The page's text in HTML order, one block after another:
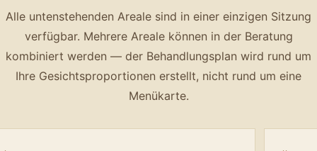
Alle untenstehenden Areale sind in einer einzigen Sitzung
verfügbar. Mehrere Areale können in der Beratung
kombiniert werden — der Behandlungsplan wird rund um
Ihre Gesichtsproportionen erstellt, nicht rund um eine
Menükarte.